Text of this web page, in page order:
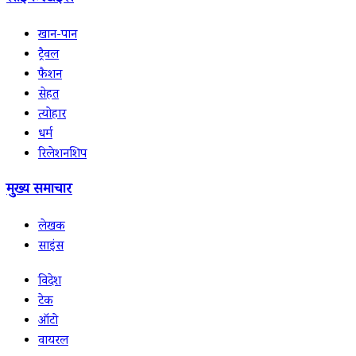
खान-पान
ट्रैवल
फैशन
सेहत
त्योहार
धर्म
रिलेशनशिप
मुख्य समाचार
लेखक
साइंस
विदेश
टेक
ऑटो
वायरल